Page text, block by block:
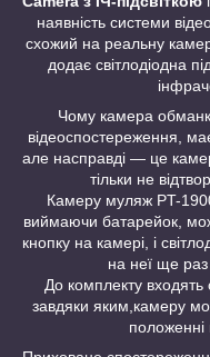
наявність системи
схожий на реальну
додає світлодіодна
Чому камера
відеоспостереження,
але насправді — це
тільки не
Камеру муляж PT-
виймаючи батарейок,
кнопку на камері, і
на неї ще
До комплекту входять
завдяки яким,камеру
положенні